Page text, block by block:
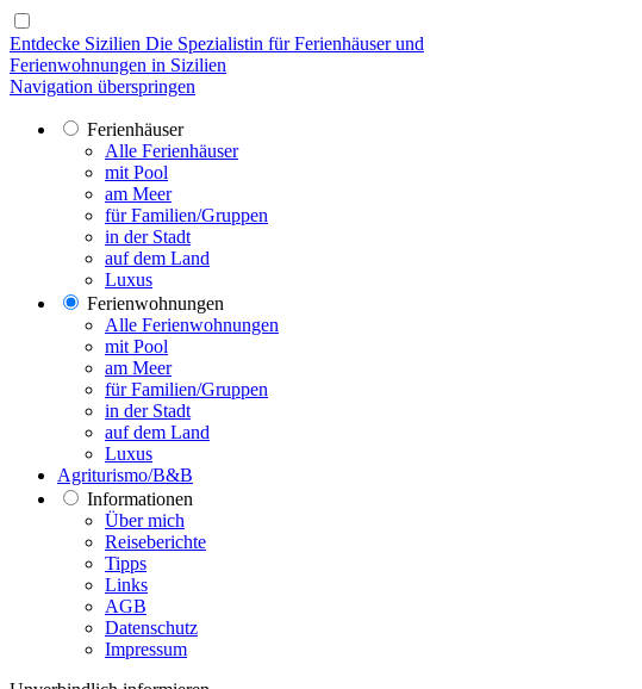
Entdecke Sizilien Die Spezialistin für Ferienhäuser und
Ferienwohnungen in Sizilien
Navigation überspringen
Ferienhäuser
Alle Ferienhäuser
mit Pool
am Meer
für Familien/Gruppen
in der Stadt
auf dem Land
Luxus
Ferienwohnungen
Alle Ferienwohnungen
mit Pool
am Meer
für Familien/Gruppen
in der Stadt
auf dem Land
Luxus
Agriturismo/B&B
Informationen
Über mich
Reiseberichte
Tipps
Links
AGB
Datenschutz
Impressum